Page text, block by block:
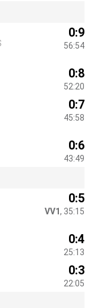
0:9
56:54
0:8
52:20
0:7
45:58
0:6
43:49
0:5
VV1, 35:15
0:4
25:13
0:3
22:05